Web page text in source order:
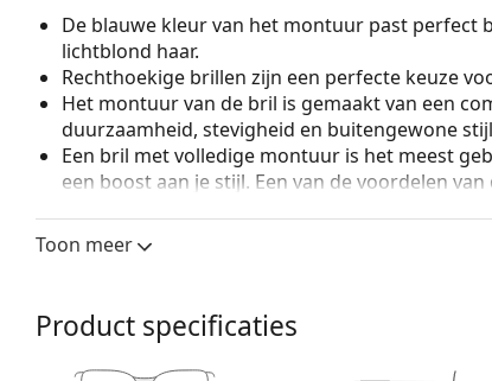
De blauwe kleur van het montuur past
lichtblond haar.
Rechthoekige brillen zijn een perfecte keuze
Het montuur van de bril is gemaakt van een
duurzaamheid, stevigheid en buitengewone
Een bril met volledige montuur is het meest
een boost aan je stijl. Een van de voordelen
Wij leveren de brillen in een originele hoes.
Het meegeleverde doekje is ideaal voor het
modellen worden geleverd met een stoffen
Toon meer
Product specificaties